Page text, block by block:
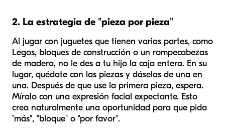
2. La estrategia de "pieza por pieza"
Al jugar con juguetes que tienen varias partes, como
Legos, bloques de construcción o un rompecabezas
de madera, no le des a tu hijo la caja entera. En su
lugar, quédate con las piezas y dáselas de una en
una. Después de que use la primera pieza, espera.
Míralo con una expresión facial expectante. Esto
crea naturalmente una oportunidad para que pida
"más", "bloque" o "por favor".